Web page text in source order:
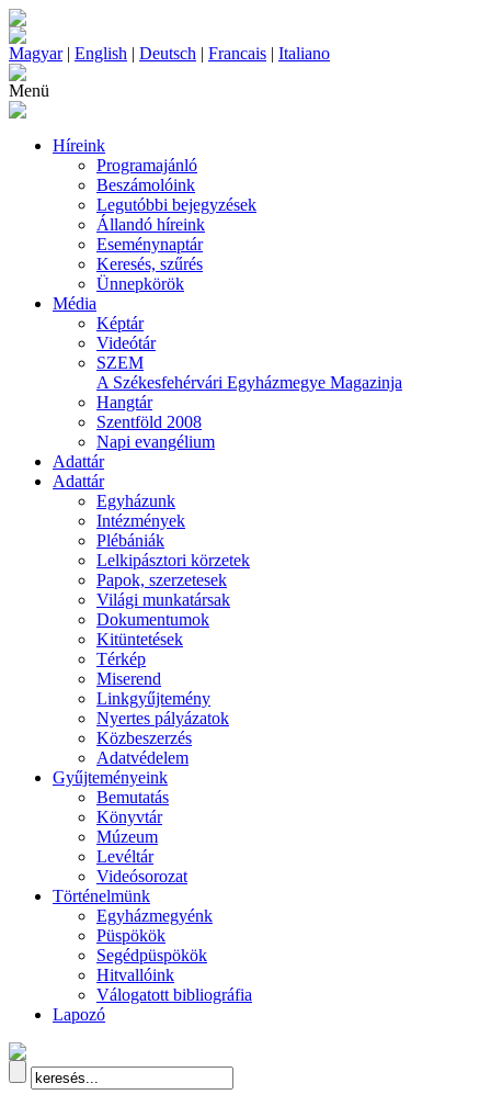
Magyar| English | Deutsch | Francais | Italiano
Menü
Híreink
Programajánló
Beszámolóink
Legutóbbi bejegyzések
Állandó híreink
Eseménynaptár
Keresés, szűrés
Ünnepkörök
Média
Képtár
Videótár
SZEM
A Székesfehérvári Egyházmegye Magazinja
Hangtár
Szentföld 2008
Napi evangélium
Adattár
Adattár
Egyházunk
Intézmények
Plébániák
Lelkipásztori körzetek
Papok, szerzetesek
Világi munkatársak
Dokumentumok
Kitüntetések
Térkép
Miserend
Linkgyűjtemény
Nyertes pályázatok
Közbeszerzés
Adatvédelem
Gyűjteményeink
Bemutatás
Könyvtár
Múzeum
Levéltár
Videósorozat
Történelmünk
Egyházmegyénk
Püspökök
Segédpüspökök
Hitvallóink
Válogatott bibliográfia
Lapozó